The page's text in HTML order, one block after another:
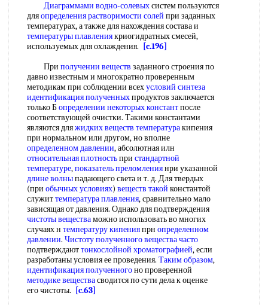
Диаграммами водно-солевыхсистем пользуются
дляопределения растворимости солей при заданных
температурах, а также для нахождения состава и
температуры плавлениякриогидратных смесей,
используемых для охлаждения.
[c.196]
При получении веществ заданного строения по
давно известным и многократно проверенным
методикам при соблюдении всехусловий синтеза
идентификация полученныхпродуктов заключается
только Бопределении некоторых константпосле
соответствующей очистки. Такими константами
являются дляжидких веществ температуракипения
при нормальном или другом, но вполне
определенном давлении, абсолютная илн
относительная плотностьпри стандартной
температуре,показатель преломлениянри указанной
длине волныпадающего света и т. д. Для твердых
(при обычных условиях) веществ такой константой
служиттемпература плавления, сравнительно мало
зависящая от давления. Однако для подтверждения
чистоты веществаможно использовать во многих
случаях н температуру кипенияпрн определенном
давлении. Чистоту полученноговещества часто
подтверждаюттонкослойной хроматографией, если
разработаны условия ее проведения. Таким образом,
идентификация полученногоно проверенной
методике веществасводится по сути дела к оценке
его чистоты.
[c.63]